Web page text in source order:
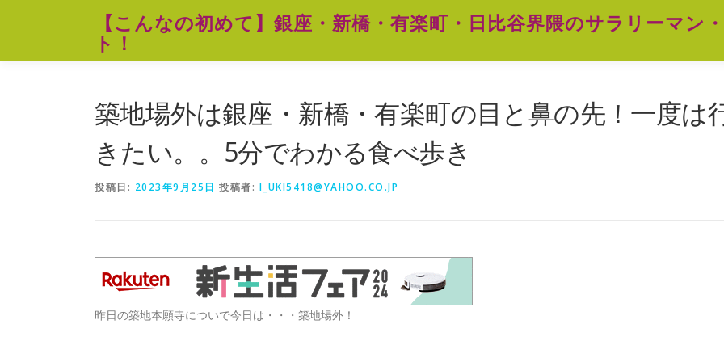
ン
【こんなの初めて】銀座・新橋・有楽町・日比谷界隈のサラリーマン
ト！
築地場外は銀座・新橋・有楽町の目と鼻の先！一度は
きたい。。5分でわかる食べ歩き
投稿日: 2023年9月25日 投稿者: I_UKI5418@YAHOO.CO.JP
昨日の築地本願寺についで今日は・・・築地場外！